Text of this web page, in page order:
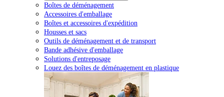
Boîtes de déménagement
Accessoires d'emballage
Boîtes et accessoires d'expédition
Housses et sacs
Outils de déménagement et de transport
Bande adhésive d'emballage
Solutions d'entreposage
Louez des boîtes de déménagement en plastique